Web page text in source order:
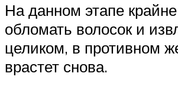
На данном этапе
обломать волосок и
целиком, в противном
врастет снова.